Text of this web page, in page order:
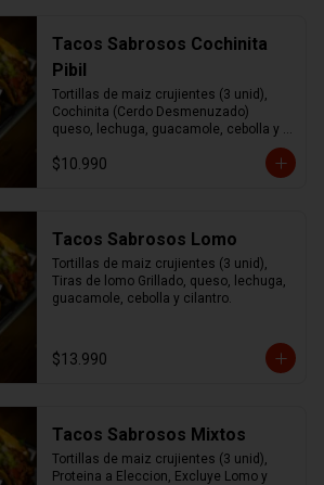
Tacos Sabrosos Cochinita
Pibil
Tortillas de maiz crujientes (3 unid),
Cochinita (Cerdo Desmenuzado)
queso, lechuga, guacamole, cebolla y
$10.990
Tacos Sabrosos Lomo
Tortillas de maiz crujientes (3 unid),
Tiras de lomo Grillado, queso, lechuga,
guacamole, cebolla y cilantro.
$13.990
Tacos Sabrosos Mixtos
Tortillas de maiz crujientes (3 unid),
Proteina a Eleccion, Excluye Lomo y